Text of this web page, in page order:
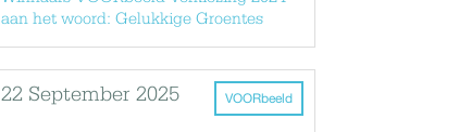
aan het woord: Gelukkige Groentes
VOORbeeld
22 September 2025